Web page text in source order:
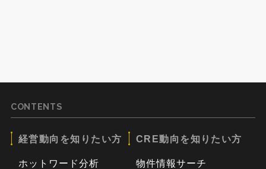
CONTENTS
経営動向を知りたい方
ホットワード分析
CRE動向を知りたい方
物件情報サーチ